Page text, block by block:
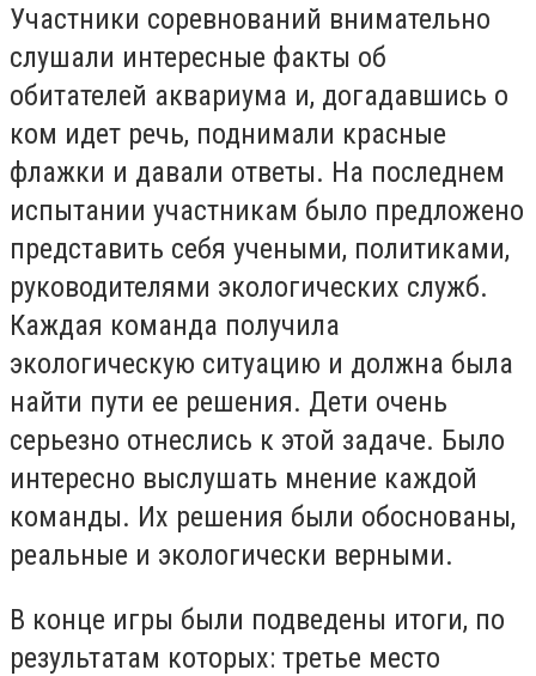
Участники соревнований внимательно
слушали интересные факты об
обитателей аквариума и, догадавшись о
ком идет речь, поднимали красные
флажки и давали ответы. На последнем
испытании участникам было предложено
представить себя учеными, политиками,
руководителями экологических служб.
Каждая команда получила
экологическую ситуацию и должна была
найти пути ее решения. Дети очень
серьезно отнеслись к этой задаче. Было
интересно выслушать мнение каждой
команды. Их решения были обоснованы,
реальные и экологически верными.
В конце игры были подведены итоги, по
результатам которых: третье место